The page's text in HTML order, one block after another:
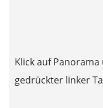
Klick auf
gedrückter linker